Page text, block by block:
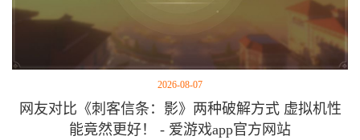
2026-08-07
网友对比《刺客信条：影》两种破解方式 虚拟机性
能竟然更好！ - 爱游戏app官方网站